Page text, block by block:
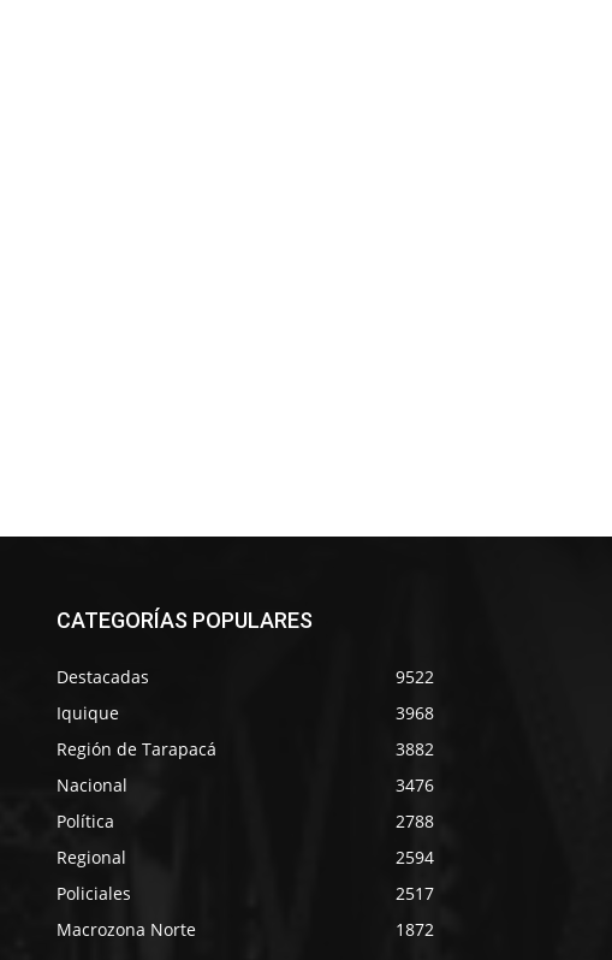
CATEGORÍAS POPULARES
Destacadas
9522
Iquique
3968
Región de Tarapacá
3882
Nacional
3476
Política
2788
Regional
2594
Policiales
2517
Macrozona Norte
1872